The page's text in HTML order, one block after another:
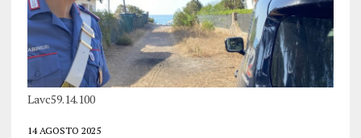
Lavc59.14.100
14 AGOSTO 2025